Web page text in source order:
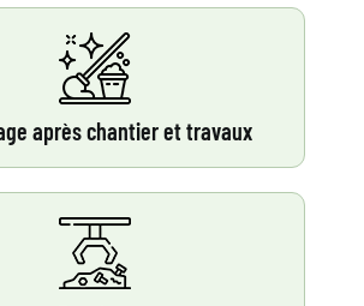
après chantier et travaux